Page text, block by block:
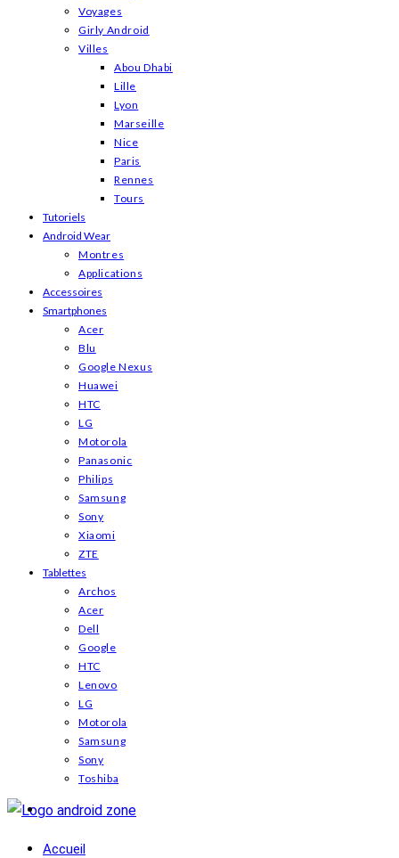
Voyages
Girly Android
Villes
Abou Dhabi
Lille
Lyon
Marseille
Nice
Paris
Rennes
Tours
Tutoriels
Android Wear
Montres
Applications
Accessoires
Smartphones
Acer
Blu
Google Nexus
Huawei
HTC
LG
Motorola
Panasonic
Philips
Samsung
Sony
Xiaomi
ZTE
Tablettes
Archos
Acer
Dell
Google
HTC
Lenovo
LG
Motorola
Samsung
Sony
Toshiba
Accueil